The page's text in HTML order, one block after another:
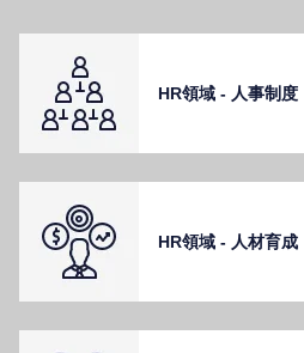
HR領域 - ⼈事制度
HR領域 - ⼈材育成